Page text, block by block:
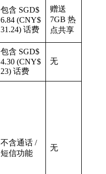
包含 SGD$
6.84 (CNY$
31.24) 话费
赠送
7GB 热
点共享
包含 SGD$
4.30 (CNY$
23) 话费
无
不含通话 /
短信功能
无